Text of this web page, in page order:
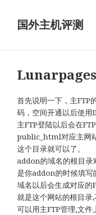
国外主机评测
首先说明一下，主FTP
码，空间开通以后使用
主FTP登陆以后会在
public_html对应主网
这个目录就可以了。
addon的域名的根目
是你addon的时候填
域名以后会生成对应的
就是这个网站的根目录
可以用主FTP管理,文